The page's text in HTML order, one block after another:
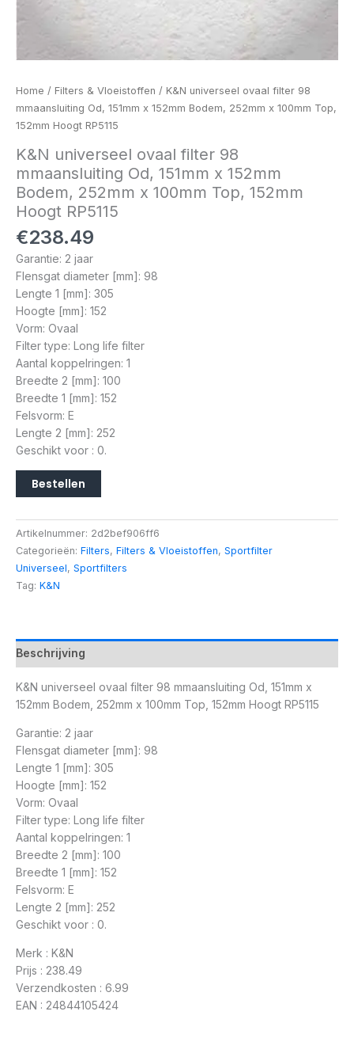
Home / Filters & Vloeistoffen / K&N universeel ovaal filter 98
mmaansluiting Od, 151mm x 152mm Bodem, 252mm x 100mm Top,
152mm Hoogt RP5115
K&N universeel ovaal filter 98
mmaansluiting Od, 151mm x 152mm
Bodem, 252mm x 100mm Top, 152mm
Hoogt RP5115
€238.49
Garantie: 2 jaar
Flensgat diameter [mm]: 98
Lengte 1 [mm]: 305
Hoogte [mm]: 152
Vorm: Ovaal
Filter type: Long life filter
Aantal koppelringen: 1
Breedte 2 [mm]: 100
Breedte 1 [mm]: 152
Felsvorm: E
Lengte 2 [mm]: 252
Geschikt voor : 0.
Bestellen
Artikelnummer: 2d2bef906ff6
Categorieën: Filters, Filters & Vloeistoffen, Sportfilter
Universeel, Sportfilters
Tag: K&N
Beschrijving
K&N universeel ovaal filter 98 mmaansluiting Od, 151mm x
152mm Bodem, 252mm x 100mm Top, 152mm Hoogt RP5115
Garantie: 2 jaar
Flensgat diameter [mm]: 98
Lengte 1 [mm]: 305
Hoogte [mm]: 152
Vorm: Ovaal
Filter type: Long life filter
Aantal koppelringen: 1
Breedte 2 [mm]: 100
Breedte 1 [mm]: 152
Felsvorm: E
Lengte 2 [mm]: 252
Geschikt voor : 0.
Merk : K&N
Prijs : 238.49
Verzendkosten : 6.99
EAN : 24844105424